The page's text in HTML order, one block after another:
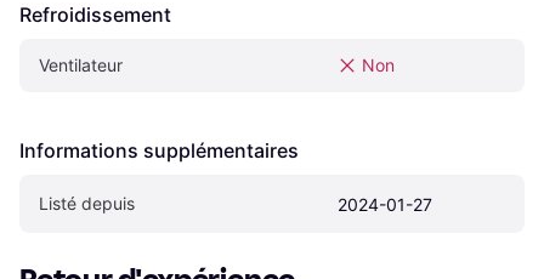
Refroidissement
Ventilateur Non
Informations supplémentaires
Listé depuis 2024-01-27